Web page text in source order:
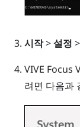
시작>설정 >
VIVE Focus
려면 다음과